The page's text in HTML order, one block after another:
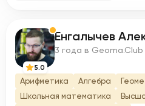
Е
5.0
Енгалычев
3 года в
Арифметика Алгебра
Школьная математика